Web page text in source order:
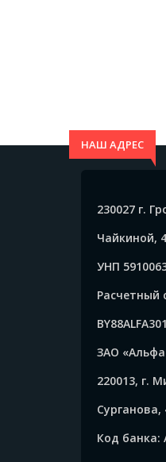
НАШ АДРЕС
230027 г.
Чайкиной,
УНП
Расчетный
ЗАО
220013, г.
Сурганова,
Код банка: